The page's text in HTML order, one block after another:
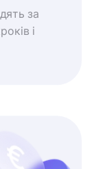
за
і